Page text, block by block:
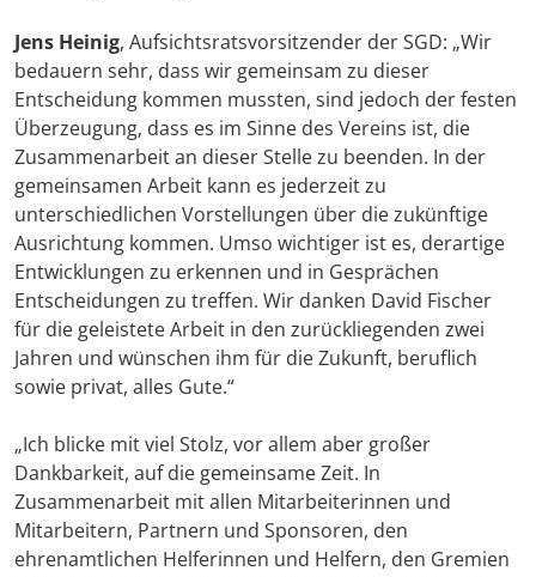
Jens Heinig, Aufsichtsratsvorsitzender der SGD: „Wir
bedauern sehr, dass wir gemeinsam zu dieser
Entscheidung kommen mussten, sind jedoch der festen
Überzeugung, dass es im Sinne des Vereins ist, die
Zusammenarbeit an dieser Stelle zu beenden. In der
gemeinsamen Arbeit kann es jederzeit zu
unterschiedlichen Vorstellungen über die zukünftige
Ausrichtung kommen. Umso wichtiger ist es, derartige
Entwicklungen zu erkennen und in Gesprächen
Entscheidungen zu treffen. Wir danken David Fischer
für die geleistete Arbeit in den zurückliegenden zwei
Jahren und wünschen ihm für die Zukunft, beruflich
sowie privat, alles Gute.“
„Ich blicke mit viel Stolz, vor allem aber großer
Dankbarkeit, auf die gemeinsame Zeit. In
Zusammenarbeit mit allen Mitarbeiterinnen und
Mitarbeitern, Partnern und Sponsoren, den
ehrenamtlichen Helferinnen und Helfern, den Gremien